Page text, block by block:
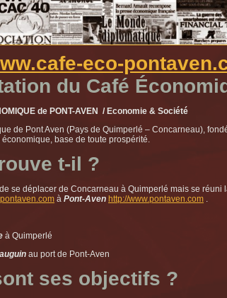
eco-
du Café
de PONT-AVEN / Economie & Société
de Pont Aven (Pays de Quimperlé – Concarneau),
base de toute prospérité.
t-il ?
déplacer de Concarneau à Quimperlé mais se réuni
à Pont-Aven http://www.pontaven.com .
à Quimperlé
au port de Pont-Aven
ses objectifs ?